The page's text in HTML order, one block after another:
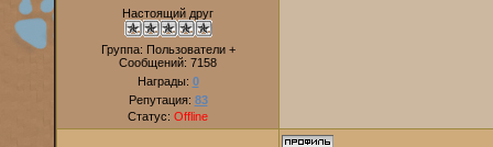
Настоящий друг
Группа: Пользователи +
Сообщений: 7158
Награды: 0
Репутация: 83
Статус: Offline